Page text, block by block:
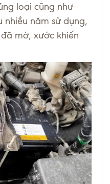
loại cũng như
nhiều năm sử dụng,
mờ, xước khiến